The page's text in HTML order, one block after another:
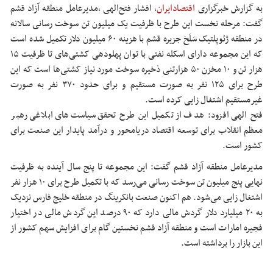
به گزارش خبرگزاری اقتصادایران، افشار فتح‌الهی ،مدیرعامل منطقه آزاد قشم
گفت: مرحله نخست این طرح با ظرفیت یک میلیون تن سوخت رسانی سالانه
در منطقه ژئوپلتیک سَلَخ جزیره قشم با هزینه ۶۰ میلیون دلار تکمیل شده است
که این مجموعه دارای اسکله نفتی با توان پهلودهی کشتی‌های تا ظرفیت ۱۵
هزار تن و ۱۰ مخزن ۵۰ هزارتنی ذخیره سوخت مورد نیاز کشتی‌ها است که این
طرح برای ۱۲۵ نفر به صورت مستقیم و برای حدود ۳۷۰ نفر به صورت
غیرمستقیم اشتغال زایی کرده است.
فتح الهی افزود: هدف از تکمیل این طرح تحقق سیاست‌های ابلاغی رهبر
معظم انقلاب برای توسعه اقتصاد دریامحور و درآمد پایدار این صنعت برای
کشور است.
مدیرعامل منطقه آزاد قشم گفت: این مجموعه تا پنج سال آینده به ظرفیت
نهایی پنج میلیون تن سوخت رسانی می‌رسد که با تکمیل طرح برای ۱۰ هزار نفر
اشتغال زایی می‌شود. هم اکنون صنعت بانکرینگ در منطقه خلیج فارس نزدیک
به ۲۰ میلیارد دلار گردش مالی دارد که ۹۰ درصد این گردش مالی در اختیار
فجیره امارات است و منطقه آزاد قشم نخستین گام برای افزایش سهم کشور از
این بازار را برداشته است.